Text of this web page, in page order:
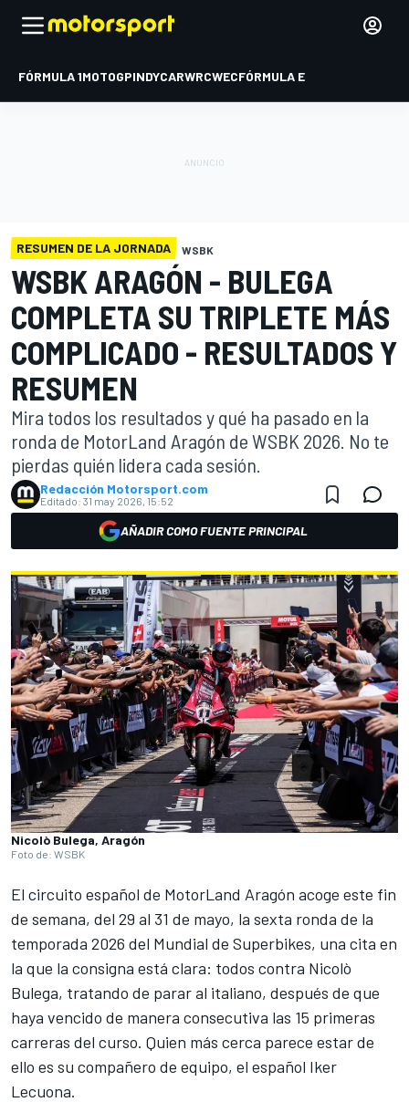
FÓRMULA 1MOTOGPINDYCARWRCWECFÓRMULA E
RESUMEN DE LA JORNADA WSBK
WSBK ARAGÓN - BULEGA
COMPLETA SU TRIPLETE MÁS
COMPLICADO - RESULTADOS Y
RESUMEN
Mira todos los resultados y qué ha pasado en la
ronda de MotorLand Aragón de WSBK 2026. No te
pierdas quién lidera cada sesión.
Redacción Motorsport.com
Editado: 31 may 2026, 15:52
AÑADIR COMO FUENTE PRINCIPAL
Nicolò Bulega, Aragón
Foto de: WSBK
El circuito español de MotorLand Aragón acoge este fin
de semana, del 29 al 31 de mayo, la sexta ronda de la
temporada 2026 del Mundial de Superbikes, una cita en
la que la consigna está clara: todos contra Nicolò
Bulega, tratando de parar al italiano, después de que
haya vencido de manera consecutiva las 15 primeras
carreras del curso. Quien más cerca parece estar de
ello es su compañero de equipo, el español Iker
Lecuona.